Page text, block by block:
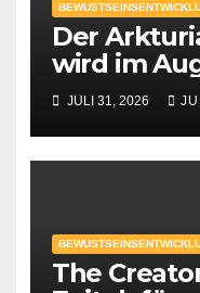
Der
wird im
JULI 31, 2026
The